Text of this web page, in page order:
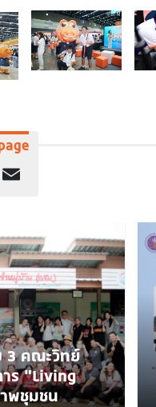
3 คณะวิทย์
ร “Living
พชุมชน